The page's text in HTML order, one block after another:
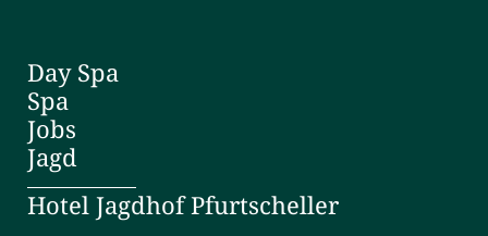
Day Spa
Spa
Jobs
Jagd
Hotel Jagdhof Pfurtscheller